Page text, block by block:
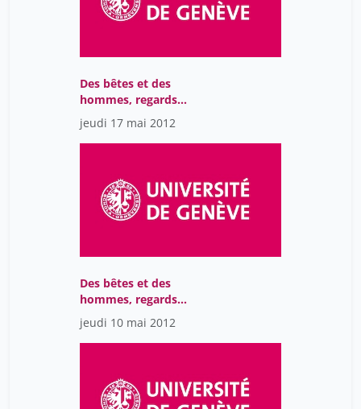
Des bêtes et des
hommes, regards
médiévaux sur la nature
et les animaux
jeudi 17 mai 2012
Des bêtes et des
hommes, regards
médiévaux sur la nature
et les animaux
jeudi 10 mai 2012